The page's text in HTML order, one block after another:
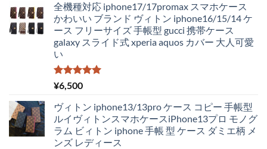
全機種対応 iphone17/17promax スマホケース
かわいい ブランド ヴィトン iphone16/15/14 ケ
ース フリーサイズ 手帳型 gucci 携帯ケース
galaxy スライド式 xperia aquos カバー 大人可愛
い
5段階中
5.00
¥6,500
ヴィトン iphone13/13pro ケース コピー 手帳型
ルイヴィトンスマホケースiPhone13プロ モノグ
ラム ビィトン iphone 手帳 型 ケース ダミエ柄 メ
ンズ レディース